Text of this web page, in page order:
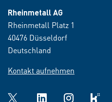
Rheinmetall AG
Rheinmetall Platz 1
40476 Düsseldorf
Deutschland
Kontakt aufnehmen
Twitter LinkedInInstagramkununu